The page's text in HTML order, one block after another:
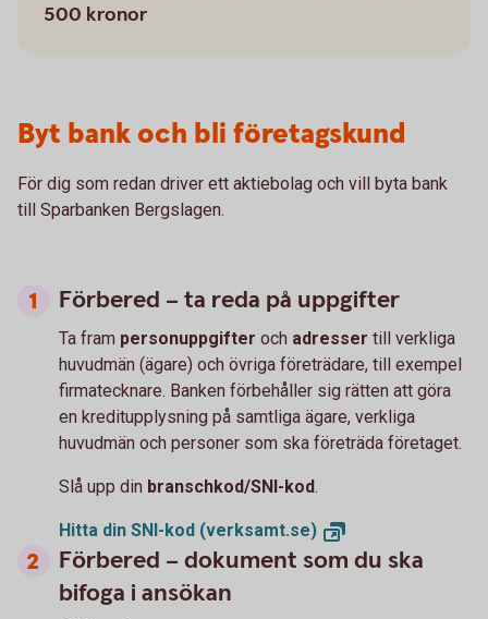
500 kronor
Byt bank och bli företagskund
För dig som redan driver ett aktiebolag och vill byta bank
till Sparbanken Bergslagen.
Förbered – ta reda på uppgifter
Ta fram personuppgifter och adresser till verkliga
huvudmän (ägare) och övriga företrädare, till exempel
firmatecknare. Banken förbehåller sig rätten att göra
en kreditupplysning på samtliga ägare, verkliga
huvudmän och personer som ska företräda företaget.
Slå upp din branschkod/SNI-kod.
Hitta din SNI-kod (verksamt.se)
Förbered – dokument som du ska
bifoga i ansökan